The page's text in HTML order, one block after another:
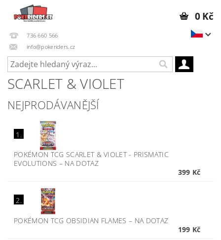
736 660 566
info@pokeriders.cz
0 Kč
SCARLET & VIOLET
NEJPRODÁVANĚJŠÍ
1.
POKÉMON TCG SCARLET & VIOLET - PRISMATIC
EVOLUTIONS – NA DOTAZ
399 Kč
2.
POKÉMON TCG OBSIDIAN FLAMES– NA DOTAZ
199 Kč